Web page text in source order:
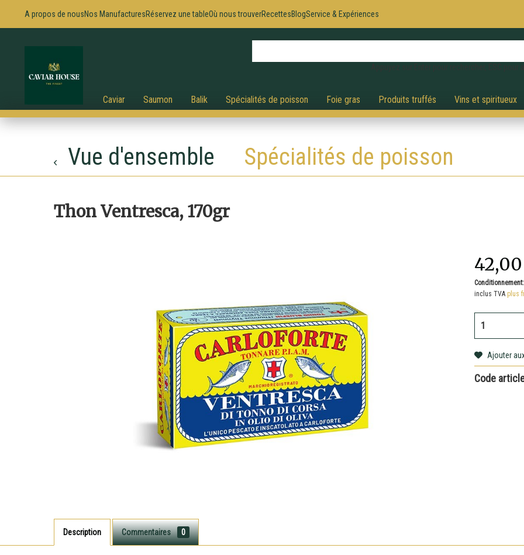
A propos de nousNos ManufacturesRéservez une tableOù nous trouverRecettesBlogService & Expériences
Caviar Saumon Balik Spécialités de poisson Foie gras Produits truffés Vins et spiritueux
Vue d'ensemble Spécialités de poisson
Thon Ventresca, 170gr
Conditionnement:
inclus TVA plus
Ajouter
Code
Description Commentaires 0